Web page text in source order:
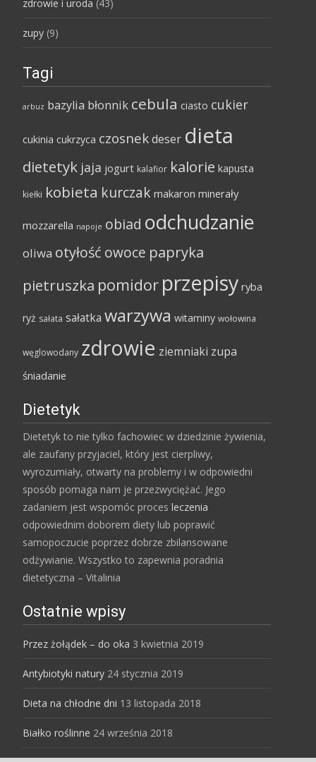
zdrowie i uroda (43)
zupy (9)
Tagi
arbuz bazylia błonnik cebula ciasto cukier
cukinia cukrzyca czosnekdeser dieta
dietetyk jaja jogurt kalafior kalorie kapusta
kiełki kobieta kurczak makaron minerały
mozzarella napoje obiad odchudzanie
oliwa otyłość owoce papryka
pietruszka pomidor przepisy ryba
ryż sałata sałatka warzywa witaminy wołowina
węglowodany zdrowie ziemniaki zupa
śniadanie
Dietetyk
Dietetyk to nie tylko fachowiec w dziedzinie żywienia,
ale zaufany przyjaciel, który jest cierpliwy,
wyrozumiały, otwarty na problemy i w odpowiedni
sposób pomaga nam je przezwyciężać. Jego
zadaniem jest wspomóc proces leczenia
odpowiednim doborem diety lub poprawić
samopoczucie poprzez dobrze zbilansowane
odżywianie. Wszystko to zapewnia poradnia
dietetyczna – Vitalinia
Ostatnie wpisy
Przez żołądek – do oka 3 kwietnia 2019
Antybiotyki natury 24 stycznia 2019
Dieta na chłodne dni 13 listopada 2018
Białko roślinne 24 września 2018